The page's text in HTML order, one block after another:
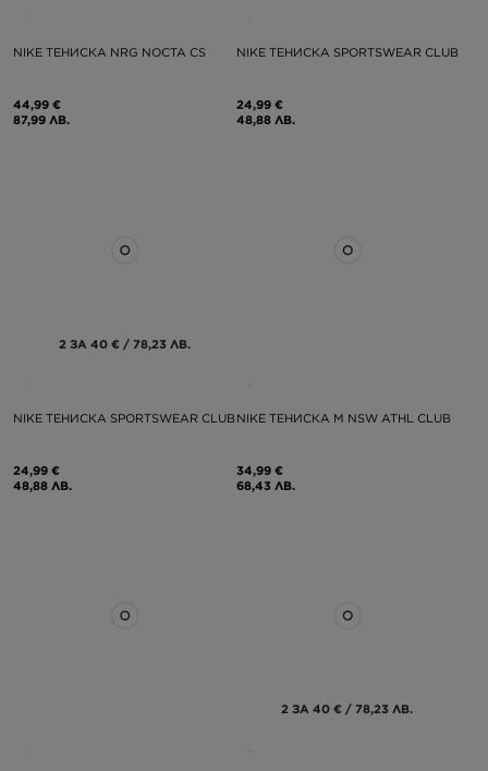
NIKE ТЕНИСКА NRG NOCTA CS
44,99 €
87,99 ЛВ.
NIKE ТЕНИСКА SPORTSWEAR CLUB
24,99 €
48,88 ЛВ.
2 ЗА 40 € / 78,23 ЛВ.
NIKE ТЕНИСКА SPORTSWEAR CLUB
24,99 €
48,88 ЛВ.
NIKE ТЕНИСКА M NSW ATHL CLUB
34,99 €
68,43 ЛВ.
2 ЗА 40 € / 78,23 ЛВ.